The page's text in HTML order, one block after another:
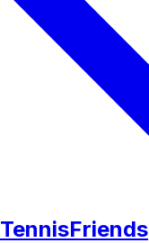
TennisFriends